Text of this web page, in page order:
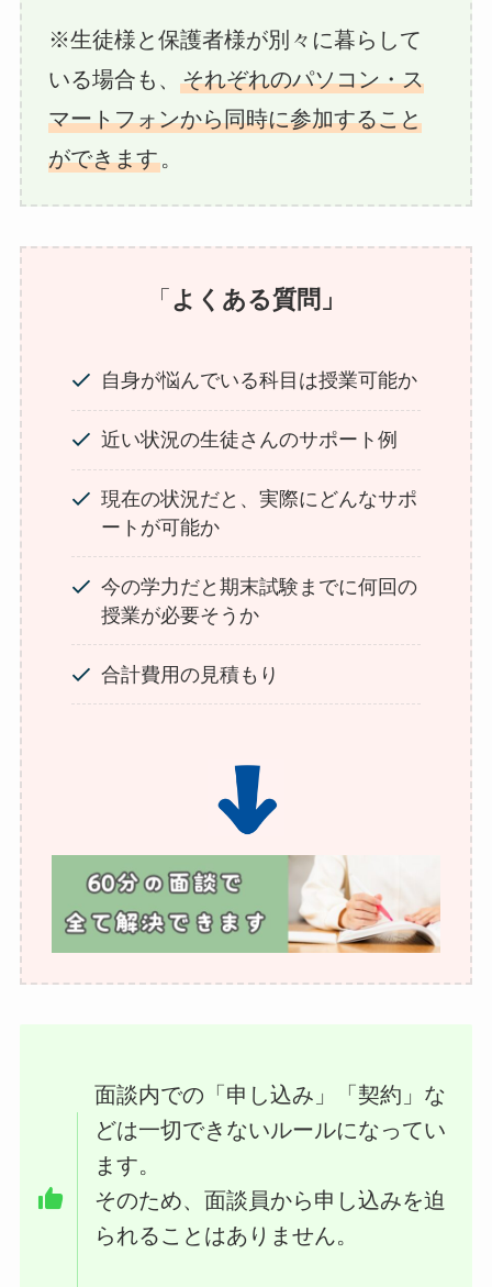
※生徒様と保護者様が別々に暮らして
いる場合も、それぞれのパソコン・ス
マートフォンから同時に参加すること
ができます。
「 よくある質問」
自身が悩んでいる科目は授業可能か
近い状況の生徒さんのサポート例
現在の状況だと、実際にどんなサポ
ートが可能か
今の学力だと期末試験までに何回の
授業が必要そうか
合計費用の見積もり
面談内での「申し込み」「契約」な
どは一切できないルールになってい
ます。
そのため、面談員から申し込みを迫
られることはありません。